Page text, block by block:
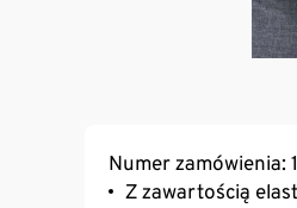
Numer zamówienia:
Z zawartością